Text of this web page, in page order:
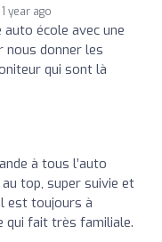
1 year ago
auto école avec une
nous donner les
qui sont là
à tous l’auto
top, super suivie et
est toujours à
qui fait très familiale.